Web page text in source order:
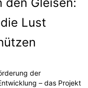
den Gleisen:
Lust
der
– das Projekt